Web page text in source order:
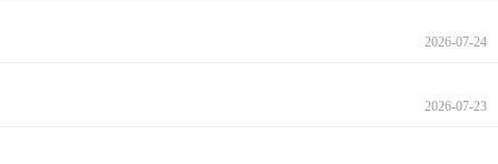
2026-07-24
2026-07-23